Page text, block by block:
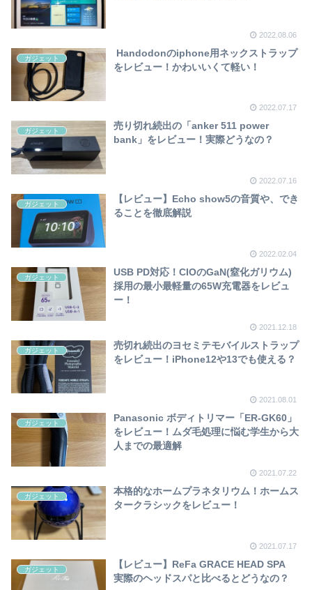
2022.08.06
ガジェット
Handodonのiphone用ネックストラップ
をレビュー！かわいいくて軽い！
2022.07.17
ガジェット
売り切れ続出の「anker 511 power
bank」をレビュー！実際どうなの？
2022.07.16
ガジェット
【レビュー】Echo show5の音質や、でき
ることを徹底解説
2022.02.04
ガジェット
USB PD対応！CIOのGaN(窒化ガリウム)
採用の最小最軽量の65W充電器をレビュ
ー！
2021.12.18
ガジェット
売切れ続出のヨセミテモバイルストラップ
をレビュー！iPhone12や13でも使える？
2021.08.01
ガジェット
Panasonic ボディトリマー「ER-GK60」
をレビュー！ムダ毛処理に悩む学生から大
人までの最適解
2021.07.22
ガジェット
本格的なホームプラネタリウム！ホームス
タークラシックをレビュー！
2021.07.17
ガジェット
【レビュー】ReFa GRACE HEAD SPA
実際のヘッドスパと比べるとどうなの？